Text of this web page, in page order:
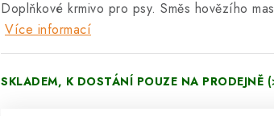
Doplňkové krmivo pro psy. Směs hovězího
Více informací
SKLADEM, K DOSTÁNÍ POUZE NA PRODEJNĚ